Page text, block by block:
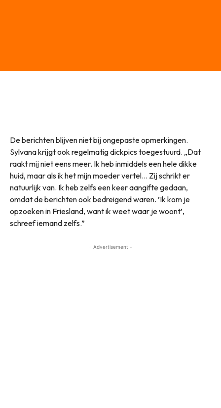
De berichten blijven niet bij ongepaste opmerkingen.
Sylvana krijgt ook regelmatig dickpics toegestuurd. „Dat
raakt mij niet eens meer. Ik heb inmiddels een hele dikke
huid, maar als ik het mijn moeder vertel… Zij schrikt er
natuurlijk van. Ik heb zelfs een keer aangifte gedaan,
omdat de berichten ook bedreigend waren. ’Ik kom je
opzoeken in Friesland, want ik weet waar je woont’,
schreef iemand zelfs.”
- Advertisement -